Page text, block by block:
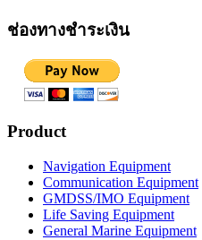
ช่องทางชำระเงิน
Product
Navigation Equipment
Communication Equipment
GMDSS/IMO Equipment
Life Saving Equipment
General Marine Equipment